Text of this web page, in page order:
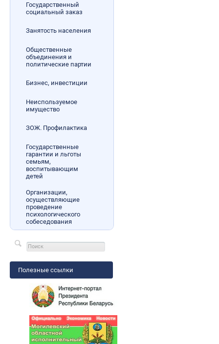
Государственный
социальный заказ
Занятость населения
Общественные
объединения и
политические партии
Бизнес, инвестиции
Неиспользуемое
имущество
ЗОЖ. Профилактика
Государственные
гарантии и льготы
семьям,
воспитывающим
детей
Организации,
осуществляющие
проведение
психологического
собеседования
Полезные ссылки